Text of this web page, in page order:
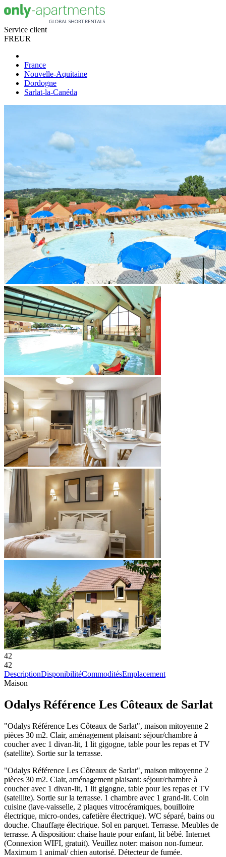
Service client
FREUR
France
Nouvelle-Aquitaine
Dordogne
Sarlat-la-Canéda
42
42
DescriptionDisponibilitéCommoditésEmplacement
Maison
Odalys Référence Les Côteaux de Sarlat
"Odalys Référence Les Côteaux de Sarlat", maison mitoyenne 2
pièces 30 m2. Clair, aménagement plaisant: séjour/chambre à
coucher avec 1 divan-lit, 1 lit gigogne, table pour les repas et TV
(satellite). Sortie sur la terrasse.
"Odalys Référence Les Côteaux de Sarlat", maison mitoyenne 2
pièces 30 m2. Clair, aménagement plaisant: séjour/chambre à
coucher avec 1 divan-lit, 1 lit gigogne, table pour les repas et TV
(satellite). Sortie sur la terrasse. 1 chambre avec 1 grand-lit. Coin
cuisine (lave-vaisselle, 2 plaques vitrocéramiques, bouilloire
électrique, micro-ondes, cafetière électrique). WC séparé, bains ou
douche. Chauffage électrique. Sol en parquet. Terrasse. Meubles de
terrasse. A disposition: chaise haute pour enfant, lit bébé. Internet
(Connexion WIFI, gratuit). Veuillez noter: maison non-fumeur.
Maximum 1 animal/ chien autorisé. Détecteur de fumée.